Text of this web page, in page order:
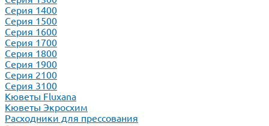
Серия 1400
Серия 1500
Серия 1600
Серия 1700
Серия 1800
Серия 1900
Серия 2100
Серия 3100
Кюветы Fluxana
Кюветы Экросхим
Расходники для прессования